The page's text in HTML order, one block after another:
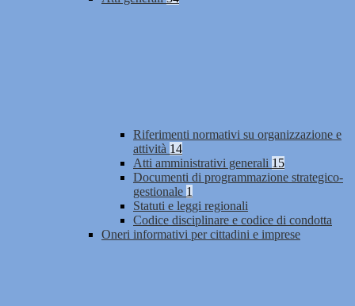
Riferimenti normativi su organizzazione e
attività 14
Atti amministrativi generali 15
Documenti di programmazione strategico-
gestionale 1
Statuti e leggi regionali
Codice disciplinare e codice di condotta
Oneri informativi per cittadini e imprese